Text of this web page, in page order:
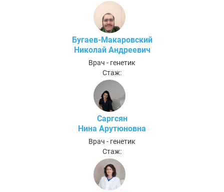
Бугаев-Макаровский
Николай Андреевич
Врач - генетик
Стаж:
Саргсян
Нина Арутюновна
Врач - генетик
Стаж: